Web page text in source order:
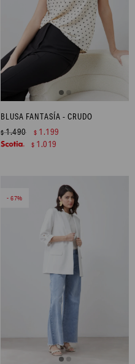
BLUSA FANTASÍA - CRUDO
$1.490 $ 1.199
$ 1.019
67